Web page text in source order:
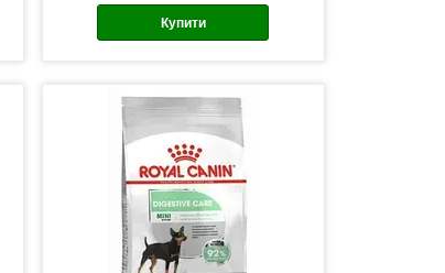
Купити